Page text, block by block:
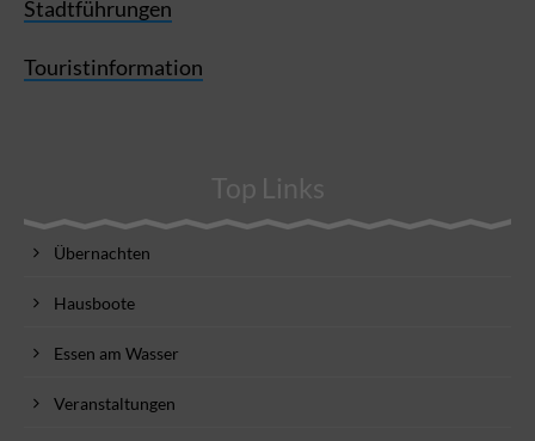
Stadtführungen
Touristinformation
Top Links
Übernachten
Hausboote
Essen am Wasser
Veranstaltungen